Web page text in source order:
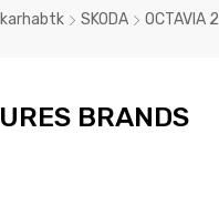
karhabtk SKODA OCTAVIA 2
BRANDS